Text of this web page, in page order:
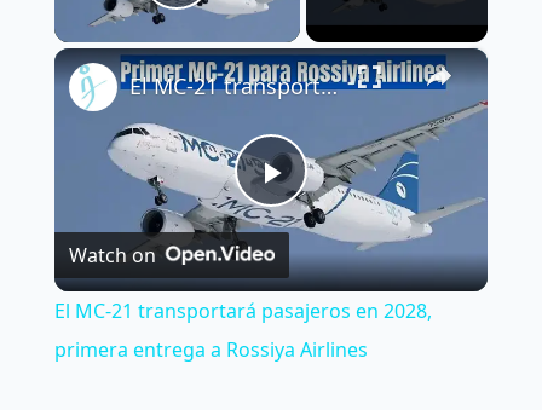
Play Video
×
Play
Video
El MC-21 transportará pasajeros en 2028, primera entrega a Rossiya Airlines
Watch on
El MC-21 transportará pasajeros en 2028,
primera entrega a Rossiya Airlines